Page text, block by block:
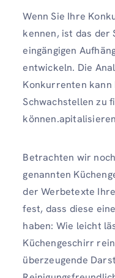
Wenn Sie Ihre
kennen, ist das der
eingängigen
entwickeln. Die
Konkurrenten kann
Schwachstellen zu
Betrachten wir
genannten
der Werbetexte
fest, dass diese
haben: Wie leicht
Küchengeschirr
überzeugende